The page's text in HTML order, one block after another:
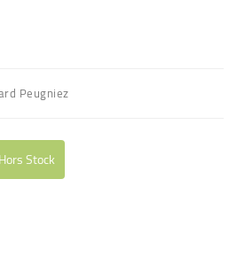
Peugniez
Hors Stock